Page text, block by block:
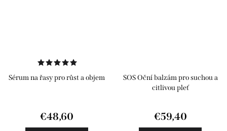
Sérum na řasy pro růst a objem
€48,60
SOS Oční balzám pro suchou a
citlivou pleť
€59,40